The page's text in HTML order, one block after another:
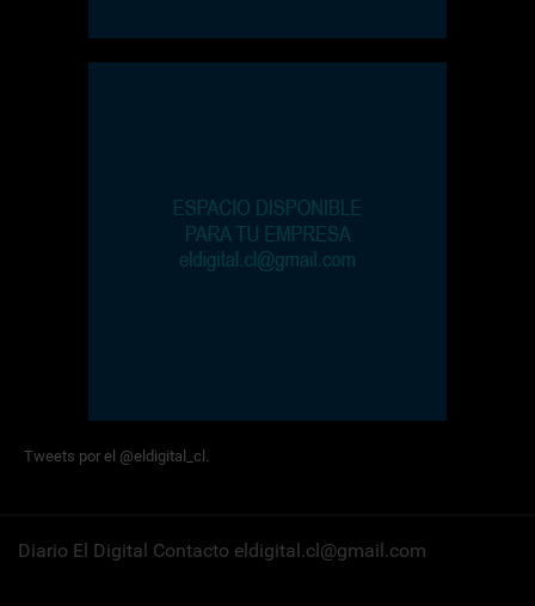
Tweets por el @eldigital_cl.
Diario El Digital Contacto eldigital.cl@gmail.com